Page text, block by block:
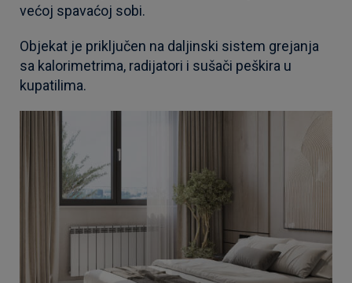
većoj spavaćoj sobi.
Objekat je priključen na daljinski sistem grejanja
sa kalorimetrima, radijatori i sušači peškira u
kupatilima.